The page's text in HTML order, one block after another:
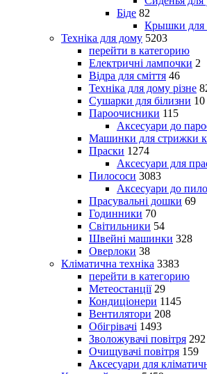
Біде 82
Крышки для
Техніка для дому 5203
перейти в категорию
Електричні лампочки 2
Відра для сміття 46
Техніка для дому різне
Сушарки для білизни 10
Пароочисники 115
Аксесуари до
Машинки для стрижки
Праски 1274
Аксесуари для
Пилососи 3083
Аксесуари до
Прасувальні дошки 69
Годинники 70
Світильники 54
Швейні машинки 328
Оверлоки 38
Кліматична техніка 3383
перейти в категорию
Метеостанції 29
Кондиціонери 1145
Вентилятори 208
Обігрівачі 1493
Зволожувачі повітря 292
Очищувачі повітря 159
Аксесуари для